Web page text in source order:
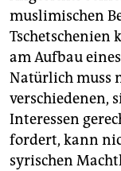
muslimischen
Tschetschenien
am Aufbau
Natürlich muss
verschiedenen,
Interessen
fordert, kann
syrischen